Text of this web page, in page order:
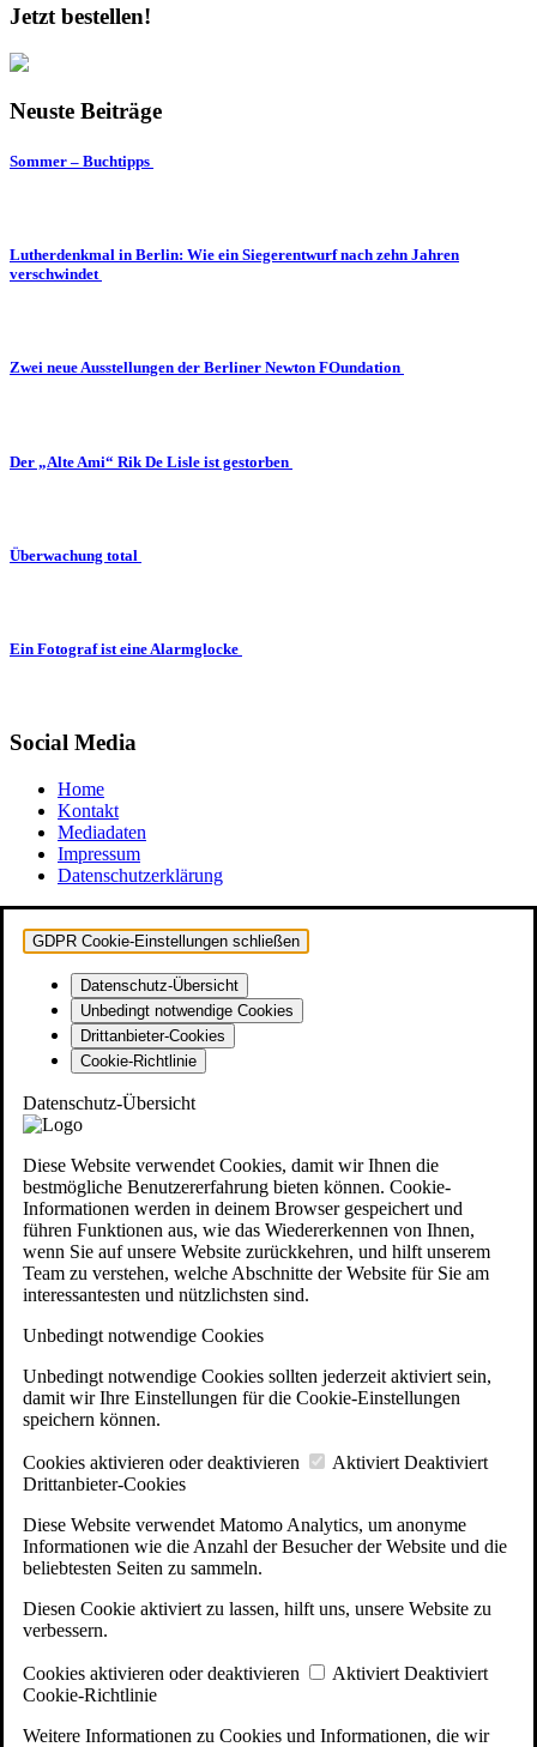
Jetzt bestellen!
Neuste Beiträge
Sommer – Buchtipps
Lutherdenkmal in Berlin: Wie ein Siegerentwurf nach zehn Jahren
verschwindet
Zwei neue Ausstellungen der Berliner Newton FOundation
Der „Alte Ami“ Rik De Lisle ist gestorben
Überwachung total
Ein Fotograf ist eine Alarmglocke
Social Media
Home
Kontakt
Mediadaten
Impressum
Datenschutzerklärung
GDPR Cookie-Einstellungen schließen
Datenschutz-Übersicht
Unbedingt notwendige Cookies
Drittanbieter-Cookies
Cookie-Richtlinie
Datenschutz-Übersicht
Diese Website verwendet Cookies, damit wir Ihnen die
bestmögliche Benutzererfahrung bieten können. Cookie-
Informationen werden in deinem Browser gespeichert und
führen Funktionen aus, wie das Wiedererkennen von Ihnen,
wenn Sie auf unsere Website zurückkehren, und hilft unserem
Team zu verstehen, welche Abschnitte der Website für Sie am
interessantesten und nützlichsten sind.
Unbedingt notwendige Cookies
Unbedingt notwendige Cookies sollten jederzeit aktiviert sein,
damit wir Ihre Einstellungen für die Cookie-Einstellungen
speichern können.
Cookies aktivieren oder deaktivieren Aktiviert Deaktiviert
Drittanbieter-Cookies
Diese Website verwendet Matomo Analytics, um anonyme
Informationen wie die Anzahl der Besucher der Website und die
beliebtesten Seiten zu sammeln.
Diesen Cookie aktiviert zu lassen, hilft uns, unsere Website zu
verbessern.
Cookies aktivieren oder deaktivieren Aktiviert Deaktiviert
Cookie-Richtlinie
Weitere Informationen zu Cookies und Informationen, die wir